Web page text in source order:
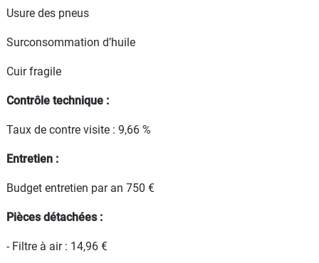
Usure des pneus
Surconsommation d’huile
Cuir fragile
Contrôle technique :
Taux de contre visite : 9,66 %
Entretien :
Budget entretien par an 750 €
Pièces détachées :
- Filtre à air : 14,96 €